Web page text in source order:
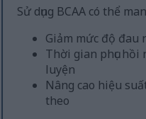
Sử dụng BCAA có thể
Giảm mức độ đau
Thời gian phục
luyện
Nâng cao hiệu
theo